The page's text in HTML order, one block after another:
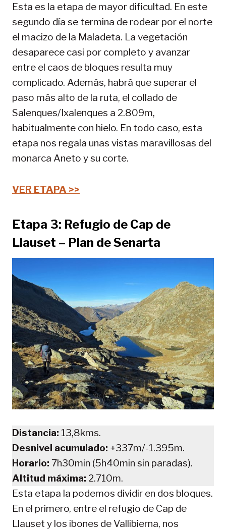
Esta es la etapa de mayor dificultad. En este
segundo día se termina de rodear por el norte
el macizo de la Maladeta. La vegetación
desaparece casi por completo y avanzar
entre el caos de bloques resulta muy
complicado. Además, habrá que superar el
paso más alto de la ruta, el collado de
Salenques/Ixalenques a 2.809m,
habitualmente con hielo. En todo caso, esta
etapa nos regala unas vistas maravillosas del
monarca Aneto y su corte.
VER ETAPA >>
Etapa 3: Refugio de Cap de
Llauset – Plan de Senarta
Distancia: 13,8kms.
Desnivel acumulado: +337m/-1.395m.
Horario: 7h30min (5h40min sin paradas).
Altitud máxima: 2.710m.
Esta etapa la podemos dividir en dos bloques.
En el primero, entre el refugio de Cap de
Llauset y los ibones de Vallibierna, nos